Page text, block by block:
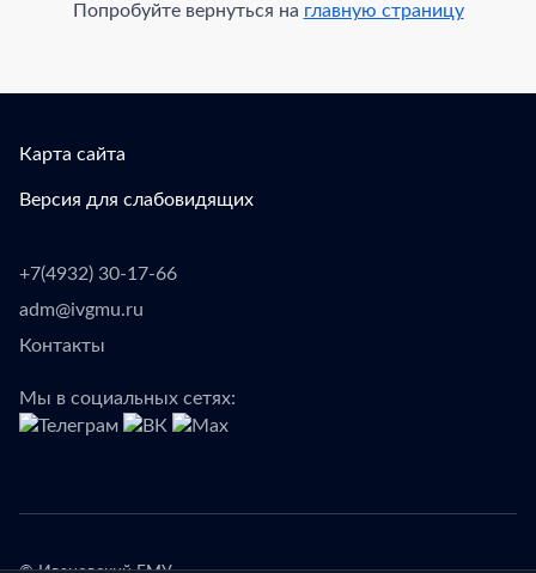
Попробуйте вернуться на главную страницу
Карта сайта
Версия для слабовидящих
+7(4932) 30-17-66
adm@ivgmu.ru
Контакты
Мы в социальных сетях: